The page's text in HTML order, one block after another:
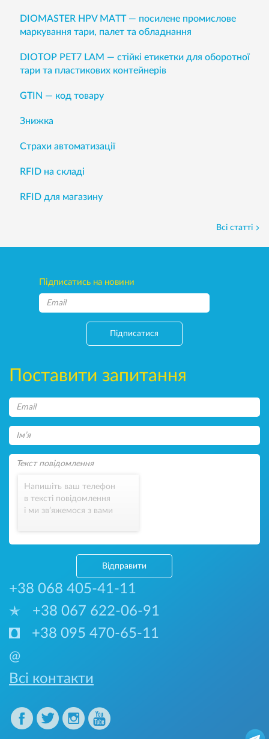
DIOMASTER HPV MATT — посилене промислове
маркування тари, палет та обладнання
DIOTOP PET7 LAM — стійкі етикетки для оборотної
тари та пластикових контейнерів
GTIN — код товару
Знижка
Страхи автоматизації
RFID на складі
RFID для магазину
Всі статті
Підписатись на новини
Підписатися
Поставити запитання
Напишіть ваш телефон
в тексті повідомлення
і ми зв’яжемося з вами
Відправити
+38 068 405-41-11
+38 067 622-06-91
+38 095 470-65-11
@
Всі контакти